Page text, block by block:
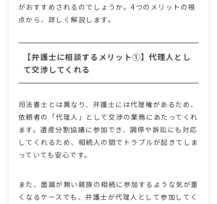
がおすすめされるのでしょうか。4つのメリットの視
点から、詳しく解説します。
【弁護士に相談するメリット①】代理人とし
て交渉してくれる
司法書士とは異なり、弁護士には代理権があるため、
依頼者の「代理人」として交渉の業務にあたってくれ
ます。遺産分割協議に参加でき、調停や訴訟にも対応
してくれるため、相続人の間でトラブルが起きてしま
っていても安心です。
また、面識が無い親族の相続に参加するような気が重
くなるケースでも、弁護士が代理人として参加してく